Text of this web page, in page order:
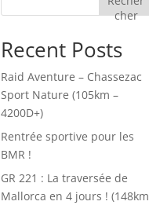
cher
Recent Posts
Raid Aventure – Chassezac
Sport Nature (105km –
4200D+)
Rentrée sportive pour les
BMR !
GR 221 : La traversée de
Mallorca en 4 jours ! (148km